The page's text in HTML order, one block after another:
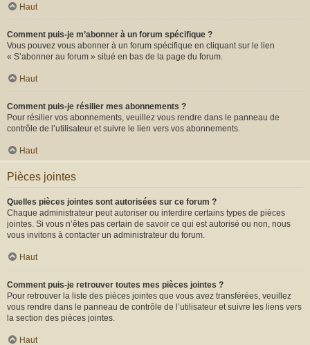
Haut
Comment puis-je m’abonner à un forum spécifique ?
Vous pouvez vous abonner à un forum spécifique en cliquant sur le lien
« S’abonner au forum » situé en bas de la page du forum.
Haut
Comment puis-je résilier mes abonnements ?
Pour résilier vos abonnements, veuillez vous rendre dans le panneau de
contrôle de l’utilisateur et suivre le lien vers vos abonnements.
Haut
Pièces jointes
Quelles pièces jointes sont autorisées sur ce forum ?
Chaque administrateur peut autoriser ou interdire certains types de pièces
jointes. Si vous n’êtes pas certain de savoir ce qui est autorisé ou non, nous
vous invitons à contacter un administrateur du forum.
Haut
Comment puis-je retrouver toutes mes pièces jointes ?
Pour retrouver la liste des pièces jointes que vous avez transférées, veuillez
vous rendre dans le panneau de contrôle de l’utilisateur et suivre les liens vers
la section des pièces jointes.
Haut